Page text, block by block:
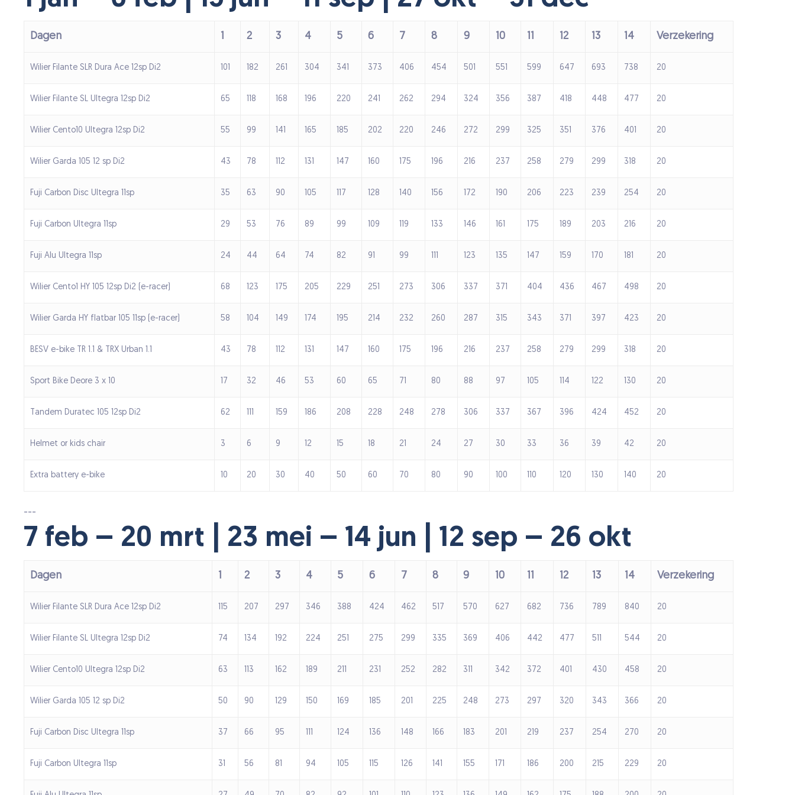
section
Dagen 1 2 3 4 5 6 7 8 9 10 11 12 13 14 Verzekering
Wilier Filante SLR Dura Ace 12sp Di2 101 182 261 304 341 373 406 454 501 551 599 647 693 738 20
Wilier Filante SL Ultegra 12sp Di2 65 118 168 196 220 241 262 294 324 356 387 418 448 477 20
Wilier Cento10 Ultegra 12sp Di2 55 99 141 165 185 202 220 246 272 299 325 351 376 401 20
Wilier Garda 105 12 sp Di2 43 78 112 131 147 160 175 196 216 237 258 279 299 318 20
Fuji Carbon Disc Ultegra 11sp 35 63 90 105 117 128 140 156 172 190 206 223 239 254 20
Fuji Carbon Ultegra 11sp 29 53 76 89 99 109 119 133 146 161 175 189 203 216 20
Fuji Alu Ultegra 11sp 24 44 64 74 82 91 99 123 135 147 159 170 181 20
Wilier Cento1 HY 105 12sp Di2 (e-racer) 68 123 175 205 229 251 273 306 337 371 404 436 467 498 20
Wilier Garda HY flatbar 105 11sp (e-racer) 58 104 149 174 195 214 232 260 287 315 343 371 397 423 20
BESV e-bike TR 1.1 & TRX Urban 1.1 43 78 112 131 147 160 175 196 216 237 258 279 299 318 20
Sport Bike Deore 3 x 10 17 32 46 53 60 65 71 80 88 97 105 114 122 130 20
Tandem Duratec 105 12sp Di2 62 159 186 208 228 248 278 306 337 367 396 424 452 20
Helmet or kids chair 3 6 9 12 15 18 21 24 27 30 33 36 39 42 20
Extra battery e-bike 10 20 30 40 50 60 70 80 90 100 110 120 130 140 20
---
7 feb – 20 mrt | 23 mei – 14 jun | 12 sep – 26 okt
Dagen 1 2 3 4 5 6 7 8 9 10 11 12 13 14 Verzekering
Wilier Filante SLR Dura Ace 12sp Di2 115 207 297 346 388 424 462 517 570 627 682 736 789 840 20
Wilier Filante SL Ultegra 12sp Di2 74 134 192 224 251 275 299 335 369 406 442 477 511 544 20
Wilier Cento10 Ultegra 12sp Di2 63 113 162 189 211 231 252 282 311 342 372 401 430 458 20
Wilier Garda 105 12 sp Di2 50 90 129 150 169 185 201 225 248 273 297 320 343 366 20
Fuji Carbon Disc Ultegra 11sp 37 66 95 124 136 148 166 183 201 219 237 254 270 20
Fuji Carbon Ultegra 11sp 31 56 81 94 105 115 126 141 155 171 186 200 215 229 20